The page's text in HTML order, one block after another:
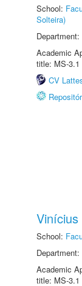
School:
Solteira)
Department:
Academic
title: MS-3.1
CV
School:
Department:
Academic
title: MS-3.1